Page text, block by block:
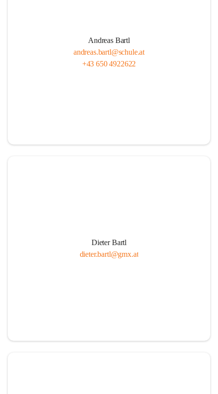
Andreas Bartl
andreas.bartl@schule.at
+43 650 4922622
Dieter Bartl
dieter.bartl@gmx.at